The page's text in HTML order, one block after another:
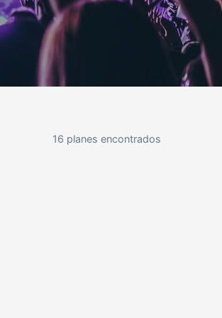
16 planes encontrados